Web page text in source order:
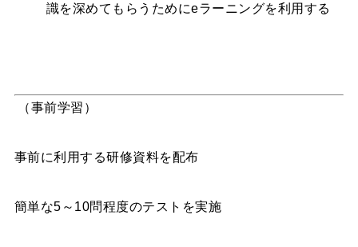
識を深めてもらうためにeラーニングを利用する
（事前学習）
事前に利用する研修資料を配布
簡単な5～10問程度のテストを実施